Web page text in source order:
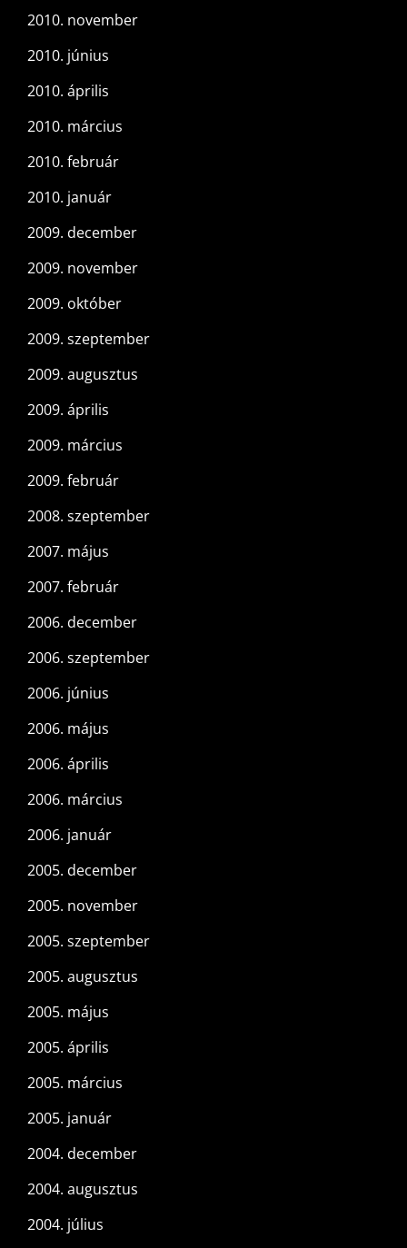
2010. november
2010. június
2010. április
2010. március
2010. február
2010. január
2009. december
2009. november
2009. október
2009. szeptember
2009. augusztus
2009. április
2009. március
2009. február
2008. szeptember
2007. május
2007. február
2006. december
2006. szeptember
2006. június
2006. május
2006. április
2006. március
2006. január
2005. december
2005. november
2005. szeptember
2005. augusztus
2005. május
2005. április
2005. március
2005. január
2004. december
2004. augusztus
2004. július